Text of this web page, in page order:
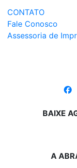
CONTATO
Fale Conosco
Assessoria de
BAIXE
A